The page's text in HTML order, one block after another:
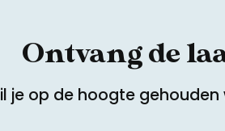
Ontvang de
je op de hoogte